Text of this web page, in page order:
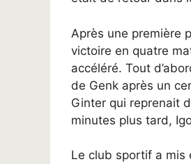
Après une première
victoire en quatre
accéléré. Tout
de Genk après un
Ginter qui reprenait
minutes plus tard,
Le club sportif a mis